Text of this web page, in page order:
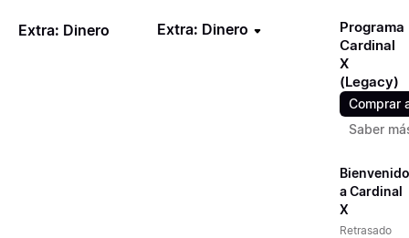
Extra: Dinero Extra: Dinero
Programa
Cardinal
X
(Legacy)
Comprar
Saber
Bienvenido
a Cardinal
X
Retrasado